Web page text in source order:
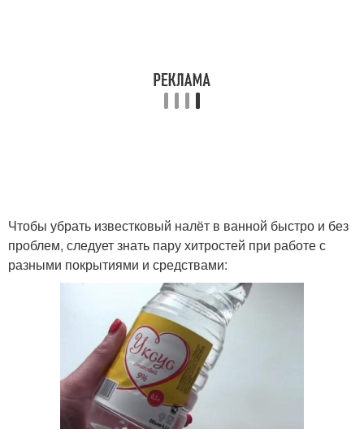
Чтобы убрать известковый налёт в ванной быстро и без
проблем, следует знать пару хитростей при работе с
разными покрытиями и средствами: